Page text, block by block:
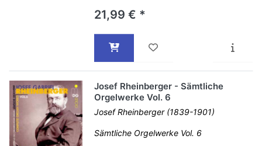
21,99 € *
Josef Rheinberger - Sämtliche
Orgelwerke Vol. 6
Josef Rheinberger (1839-1901)
Sämtliche Orgelwerke Vol. 6